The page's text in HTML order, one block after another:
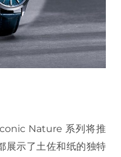
Nature 系列将推
展示了土佐和纸的独特